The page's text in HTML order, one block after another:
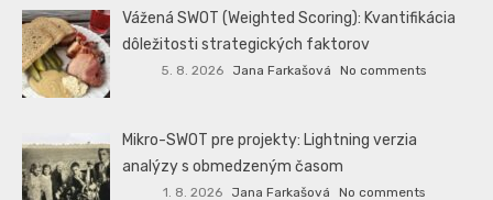
Vážená SWOT (Weighted Scoring): Kvantifikácia
dôležitosti strategických faktorov
5. 8. 2026 Jana Farkašová No comments
Mikro-SWOT pre projekty: Lightning verzia
analýzy s obmedzeným časom
1. 8. 2026 Jana Farkašová No comments